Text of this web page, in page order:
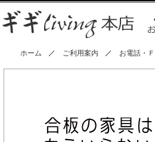
ホーム ご利用案内 お電話・